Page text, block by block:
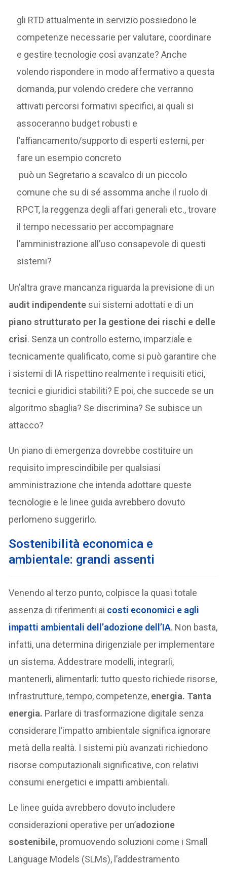
gli RTD attualmente in servizio possiedono le
competenze necessarie per valutare, coordinare
e gestire tecnologie così avanzate? Anche
volendo rispondere in modo affermativo a questa
domanda, pur volendo credere che verranno
attivati percorsi formativi specifici, ai quali si
assoceranno budget robusti e
l’affiancamento/supporto di esperti esterni, per
fare un esempio concreto
può un Segretario a scavalco di un piccolo
comune che su di sé assomma anche il ruolo di
RPCT, la reggenza degli affari generali etc., trovare
il tempo necessario per accompagnare
l’amministrazione all’uso consapevole di questi
sistemi?
Un’altra grave mancanza riguarda la previsione di un
audit indipendente sui sistemi adottati e di un
piano strutturato per la gestione dei rischi e delle
crisi. Senza un controllo esterno, imparziale e
tecnicamente qualificato, come si può garantire che
i sistemi di IA rispettino realmente i requisiti etici,
tecnici e giuridici stabiliti? E poi, che succede se un
algoritmo sbaglia? Se discrimina? Se subisce un
attacco?
Un piano di emergenza dovrebbe costituire un
requisito imprescindibile per qualsiasi
amministrazione che intenda adottare queste
tecnologie e le linee guida avrebbero dovuto
perlomeno suggerirlo.
Sostenibilità economica e
ambientale: grandi assenti
Venendo al terzo punto, colpisce la quasi totale
assenza di riferimenti ai costi economici e agli
impatti ambientali dell’adozione dell’IA. Non basta,
infatti, una determina dirigenziale per implementare
un sistema. Addestrare modelli, integrarli,
mantenerli, alimentarli: tutto questo richiede risorse,
infrastrutture, tempo, competenze, energia. Tanta
energia. Parlare di trasformazione digitale senza
considerare l’impatto ambientale significa ignorare
metà della realtà. I sistemi più avanzati richiedono
risorse computazionali significative, con relativi
consumi energetici e impatti ambientali.
Le linee guida avrebbero dovuto includere
considerazioni operative per un’adozione
sostenibile, promuovendo soluzioni come i Small
Language Models (SLMs), l’addestramento